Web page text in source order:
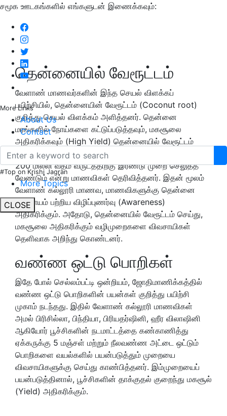
சமூக ஊடகங்களில் எங்களுடன் இணைக்கவும்:
More Links
About Us
Contact
#Top on Krishi Jagran
More Topics
CLOSE
தென்னையில் வேரூட்டம்
வேளாண் மாணவர்களின் இந்த செயல் விளக்கப்
பயிற்சியில், தென்னையின் வேரூட்டம் (Coconut root)
குறித்து செயல் விளக்கம் அளித்தனர். தென்னை
மரங்களில் நோய்களை கட்டுப்படுத்தவும், மகசூலை
அதிகரிக்கவும் (High Yield) தென்னையில் வேரூட்டம்
செய்வது அவசியமானது. ஒரு மரத்திற்கு வேரூட்டம் டானிக்
200 மில்லி வீதம் வருடத்திற்கு இரண்டு முறை செலுத்த
வேண்டும் என்று மாணவிகள் தெரிவித்தனர். இதன் மூலம்
வேளாண் கல்லூரி மாணவ, மாணவிகளுக்கு தென்னை
விவசாயம் பற்றிய விழிப்புணர்வு (Awareness)
அதிகரிக்கும். அதோடு, தென்னையில் வேரூட்டம் செய்து,
மகசூலை அதிகரிக்கும் வழிமுறைகளை விவசாயிகள்
தெளிவாக அறிந்து கொண்டனர்.
வண்ண ஒட்டு பொறிகள்
இதே போல் செல்லம்பட்டி ஒன்றியம், ஜோதிமாணிக்கத்தில்
வண்ண ஒட்டு பொறிகளின் பயன்கள் குறித்து பயிற்சி
முகாம் நடந்தது. இதில் வேளாண் கல்லூரி மாணவிகள்
அமல் பிரிசில்லா, பிந்தியா, பிரியதர்ஷினி, ஹீர விலாஷினி
ஆகியோர் பூச்சிகளின் நடமாட்டத்தை கண்காணித்து
ஏக்கருக்கு 5 மஞ்சள் மற்றும் நீலவண்ண அட்டை ஒட்டும்
பொறிகளை வயல்களில் பயன்படுத்தும் முறையை
விவசாயிகளுக்கு செய்து காண்பித்தனர். இம்முறையைப்
பயன்படுத்தினால், பூச்சிகளின் தாக்குதல் குறைந்து மகசூல்
(Yield) அதிகரிக்கும்.